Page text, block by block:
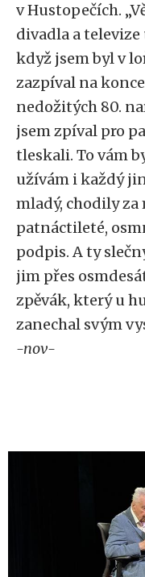
v Hustopečích.
divadla a
když jsem byl v
zazpíval na
nedožitých 80.
jsem zpíval pro
tleskali. To vám
užívám i každý
mladý, chodily
patnáctileté,
podpis. A ty
jim přes
zpěvák, který u
zanechal svým
-nov-